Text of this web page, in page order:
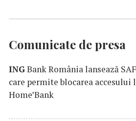
Comunicate de presa
INGBank România lansează
care permite blocarea accesului
Home’Bank